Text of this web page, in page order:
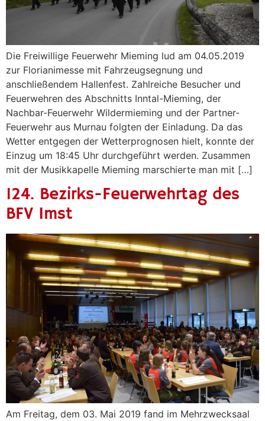
Die Freiwillige Feuerwehr Mieming lud am 04.05.2019
zur Florianimesse mit Fahrzeugsegnung und
anschließendem Hallenfest. Zahlreiche Besucher und
Feuerwehren des Abschnitts Inntal-Mieming, der
Nachbar-Feuerwehr Wildermieming und der Partner-
Feuerwehr aus Murnau folgten der Einladung. Da das
Wetter entgegen der Wetterprognosen hielt, konnte der
Einzug um 18:45 Uhr durchgeführt werden. Zusammen
mit der Musikkapelle Mieming marschierte man mit […]
124. Bezirks-Feuerwehrtag des
BFV Imst
Am Freitag, dem 03. Mai 2019 fand im Mehrzwecksaal